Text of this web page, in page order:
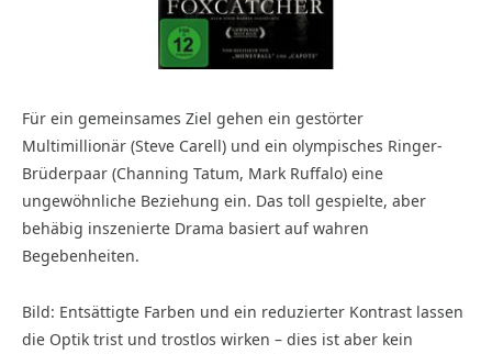
Für ein gemeinsames Ziel gehen ein gestörter
Multimillionär (Steve Carell) und ein olympisches Ringer-
Brüderpaar (Channing Tatum, Mark Ruffalo) eine
ungewöhnliche Beziehung ein. Das toll gespielte, aber
behäbig inszenierte Drama basiert auf wahren
Begebenheiten.
Bild: Entsättigte Farben und ein reduzierter Kontrast lassen
die Optik trist und trostlos wirken – dies ist aber kein